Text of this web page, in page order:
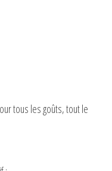
tous les goûts, tout le